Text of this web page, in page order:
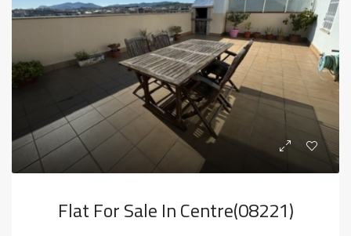
Flat For Sale In Centre(08221)